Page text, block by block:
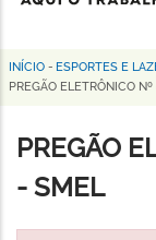
Horizonte
Trilha
navegação
INÍCIO - ESPORTES E
PREGÃO ELETRÔNICO
PREGÃO
- SMEL